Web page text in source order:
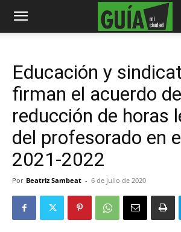
Educación y
firman el acuerdo de
reducción de horas
del profesorado en
2021-2022
Por Beatriz Sambeat - 6 de julio de 2020